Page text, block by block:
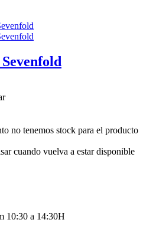
no tenemos stock para el producto
cuando vuelva a estar disponible
10:30 a 14:30H